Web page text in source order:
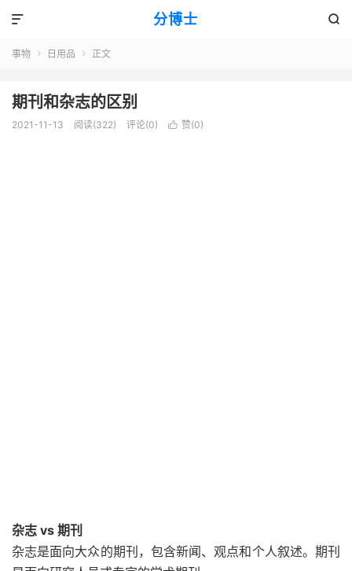
分博士 

事物  日用品  正文
期刊和杂志的区别
2021-11-13 阅读(322) 评论(0)  赞(0)
杂志 vs 期刊
杂志是面向大众的期刊，包含新闻、观点和个人叙述。 期刊